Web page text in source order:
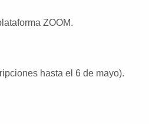
ZOOM.
hasta el 6 de mayo).